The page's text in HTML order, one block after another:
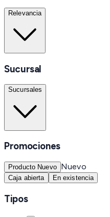
Relevancia
Sucursal
Sucursales
Promociones
Producto Nuevo Nuevo
Caja abierta En existencia
Tipos